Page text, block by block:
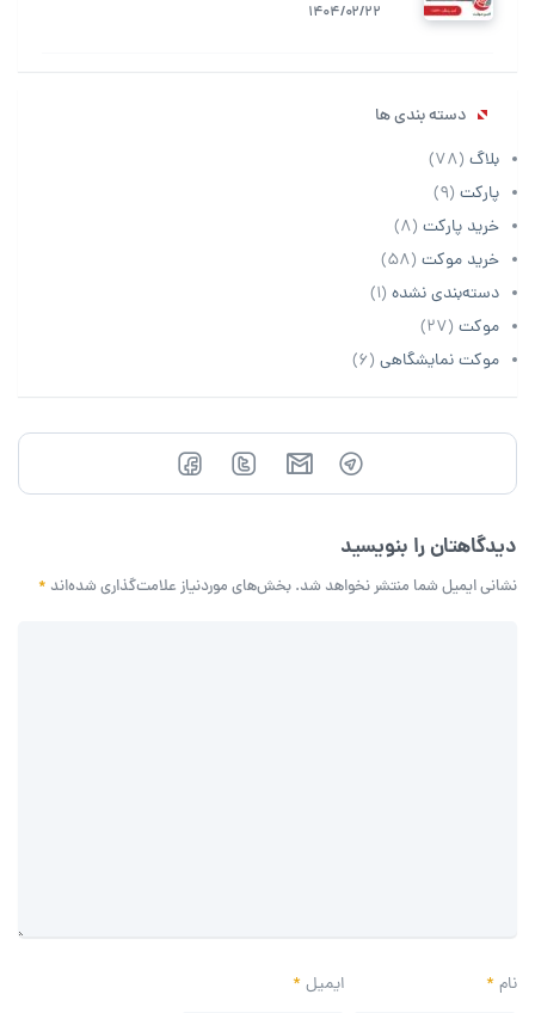
1404/02/22
دسته بندی ها
بلاگ (78)
پارکت (9)
خرید پارکت (8)
خرید موکت (58)
دسته‌بندی نشده (1)
موکت (27)
موکت نمایشگاهی (6)
دیدگاهتان را بنویسید
نشانی ایمیل شما منتشر نخواهد شد. بخش‌های موردنیاز علامت‌گذاری شده‌اند *
نام* ایمیل*